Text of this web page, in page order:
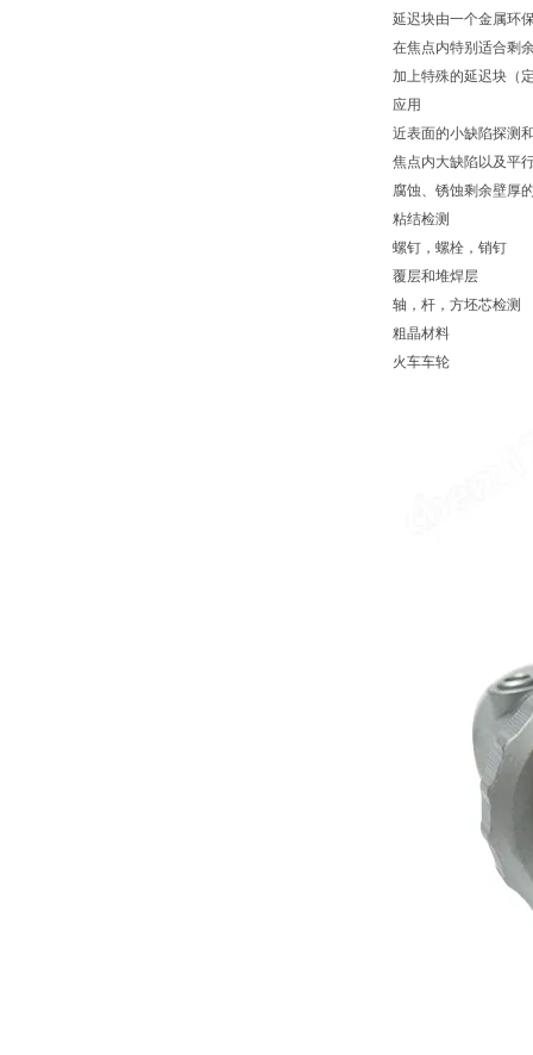
延迟块由一个金属环
在焦点内特别适合剩
加上特殊的延迟块（
应用
近表面的小缺陷探测
焦点内大缺陷以及平
腐蚀、锈蚀剩余壁厚
粘结检测
螺钉，螺栓，销钉
覆层和堆焊层
轴，杆，方坯芯检测
粗晶材料
火车车轮